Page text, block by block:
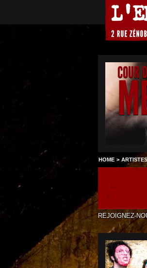
COUR
HOME > ARTISTES
REJOIGNEZ-